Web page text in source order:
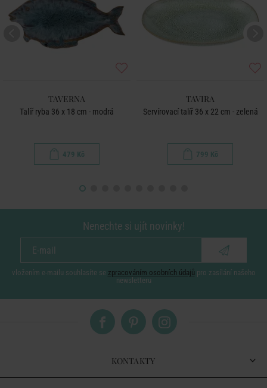
TAVERNA
Talíř ryba 36 x 18 cm - modrá
479 Kč
TAVIRA
Servírovací talíř 36 x 22 cm - zelená
799 Kč
Nenechte si ujít novinky!
vložením e-mailu souhlasíte se zpracováním osobních údajů pro zasílání našeho
newsletteru
KONTAKTY